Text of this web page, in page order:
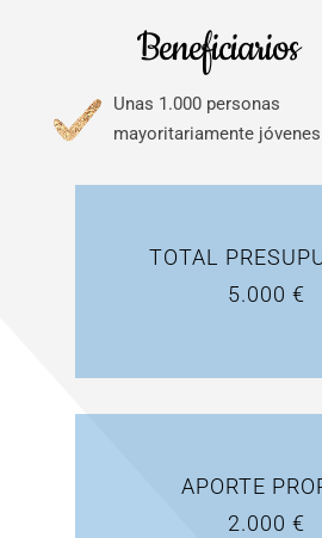
Beneficiarios
Unas 1.000 personas
mayoritariamente
TOTAL
5.000 €
APORTE
2.000 €